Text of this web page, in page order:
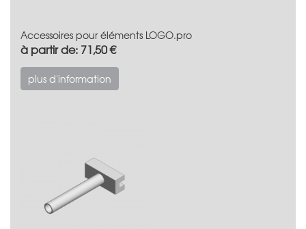
Accessoires pour éléments LOGO.pro
à partir de: 71,50 €
plus d'information